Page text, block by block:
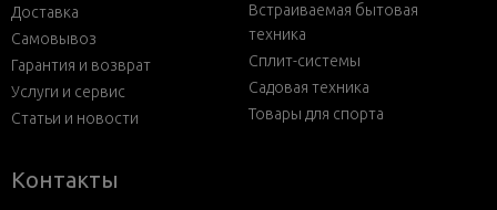
Доставка
Самовывоз
Гарантия и возврат
Услуги и сервис
Статьи и новости
Встраиваемая бытовая
техника
Сплит-системы
Садовая техника
Товары для спорта
Контакты